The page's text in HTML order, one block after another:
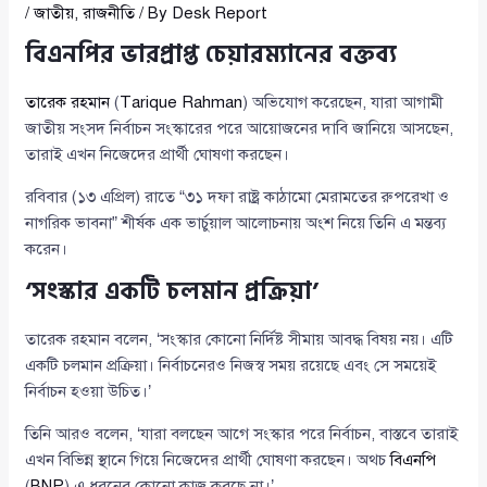
/জাতীয়,রাজনীতি/ By Desk Report
বিএনপির ভারপ্রাপ্ত চেয়ারম্যানের বক্তব্য
তারেক রহমান(Tarique Rahman) অভিযোগ করেছেন, যারা আগামী
জাতীয় সংসদ নির্বাচন সংস্কারের পরে আয়োজনের দাবি জানিয়ে আসছেন,
তারাই এখন নিজেদের প্রার্থী ঘোষণা করছেন।
রবিবার (১৩ এপ্রিল) রাতে “৩১ দফা রাষ্ট্র কাঠামো মেরামতের রুপরেখা ও
নাগরিক ভাবনা” শীর্ষক এক ভার্চুয়াল আলোচনায় অংশ নিয়ে তিনি এ মন্তব্য
করেন।
‘সংস্কার একটি চলমান প্রক্রিয়া’
তারেক রহমান বলেন, ‘সংস্কার কোনো নির্দিষ্ট সীমায় আবদ্ধ বিষয় নয়। এটি
একটি চলমান প্রক্রিয়া। নির্বাচনেরও নিজস্ব সময় রয়েছে এবং সে সময়েই
নির্বাচন হওয়া উচিত।’
তিনি আরও বলেন, ‘যারা বলছেন আগে সংস্কার পরে নির্বাচন, বাস্তবে তারাই
এখন বিভিন্ন স্থানে গিয়ে নিজেদের প্রার্থী ঘোষণা করছেন। অথচবিএনপি